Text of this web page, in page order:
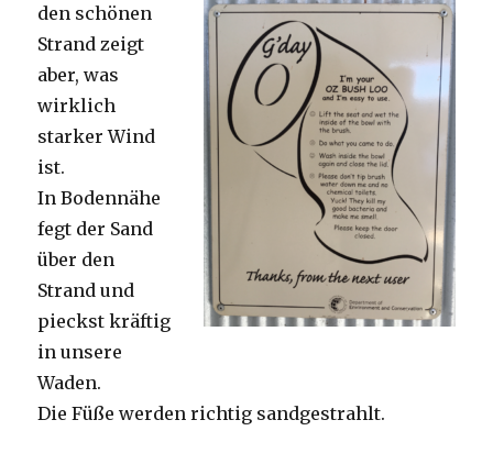
den schönen
Strand zeigt
aber, was
wirklich
starker Wind
ist.
In Bodennähe
fegt der Sand
über den
Strand und
pieckst kräftig
in unsere
Waden.
Die Füße werden richtig sandgestrahlt.